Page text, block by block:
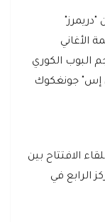
الأغاني
البوب الكوري
إس" جونغكوك
وستنطلق منافسات "مونديال 2022" بلقاء الافتتاح بين
الرابع في